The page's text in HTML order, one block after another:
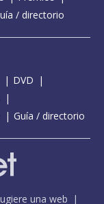
/ directorio
DVD
Guía / directorio
una web